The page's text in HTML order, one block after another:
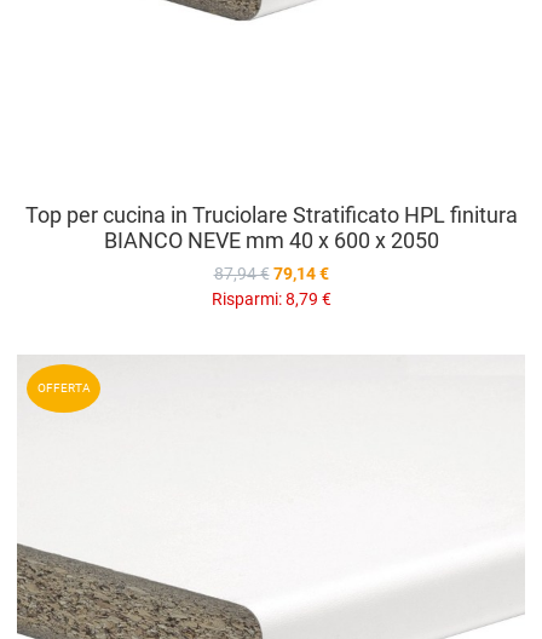
Top per cucina in Truciolare Stratificato HPL finitura
BIANCO NEVE mm 40 x 600 x 2050
87,94 € 79,14 €
Risparmi:8,79 €
OFFERTA